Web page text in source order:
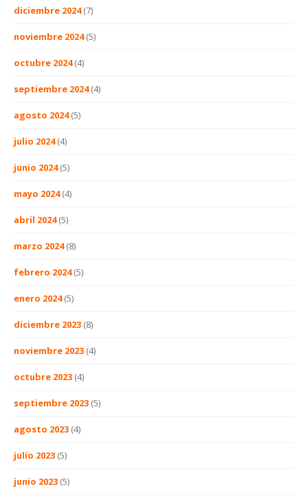
diciembre 2024(7)
noviembre 2024(5)
octubre 2024(4)
septiembre 2024(4)
agosto 2024(5)
julio 2024(4)
junio 2024(5)
mayo 2024(4)
abril 2024(5)
marzo 2024(8)
febrero 2024(5)
enero 2024(5)
diciembre 2023 (8)
noviembre 2023 (4)
octubre 2023 (4)
septiembre 2023 (5)
agosto 2023 (4)
julio 2023 (5)
junio 2023 (5)